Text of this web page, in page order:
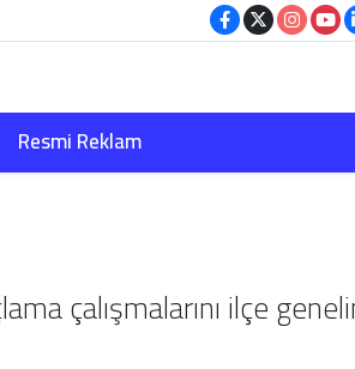
Resmi Reklam
çalışmalarını ilçe